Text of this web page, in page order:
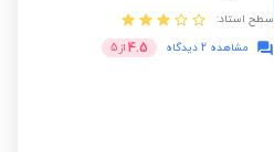
سطح استاد:
مشاهده 2 دیدگاه
4.5 از 5